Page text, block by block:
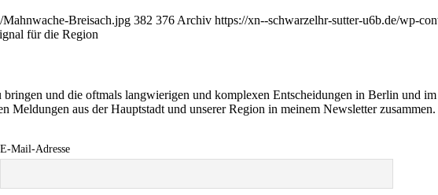
Breisach.jpg 382 376 Archiv https://xn--schwarzelhr-sutter-u6b.de/wp-
für die Region
und die oftmals langwierigen und komplexen Entscheidungen in Berlin und
Meldungen aus der Hauptstadt und unserer Region in meinem Newsletter
E-Mail-Adresse